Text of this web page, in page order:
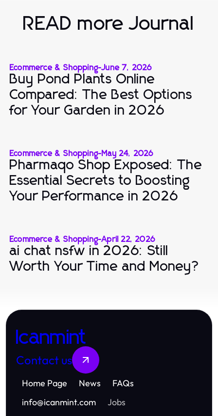
READ more Journal
Ecommerce & Shopping-June 7, 2026
Buy Pond Plants Online
Compared: The Best Options
for Your Garden in 2026
Ecommerce & Shopping-May 24, 2026
Pharmaqo Shop Exposed: The
Essential Secrets to Boosting
Your Performance in 2026
Ecommerce & Shopping-April 22, 2026
ai chat nsfw in 2026: Still
Worth Your Time and Money?
Icanmint
Contact us
Home Page News
FAQs
info@icanmint.com Jobs